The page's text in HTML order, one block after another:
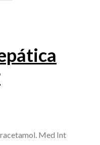
Med Int